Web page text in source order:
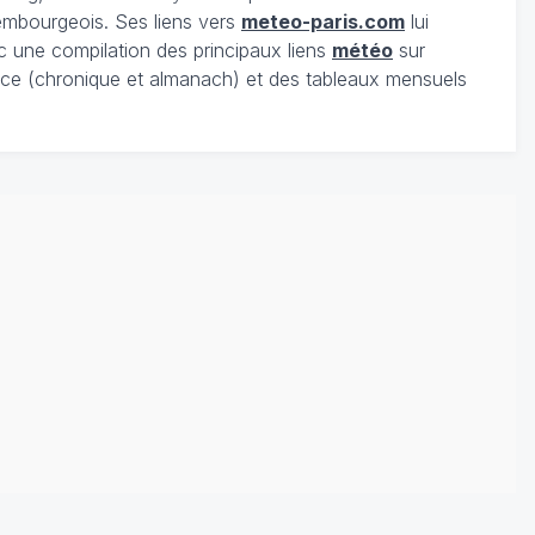
Ses liens vers meteo-paris.com lui
compilation des principaux liens météo sur
(chronique et almanach) et des tableaux mensuels